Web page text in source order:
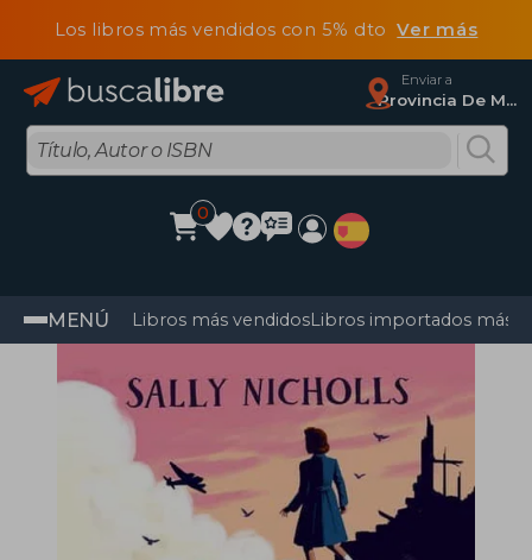
Los libros más vendidos con 5% dtoVer más
Enviar a
Provincia De Madrid
0
MENÚ Libros más vendidosLibros importados más